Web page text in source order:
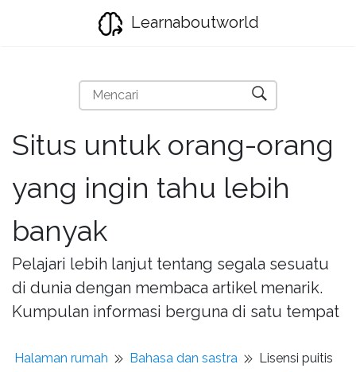
Learnaboutworld
Situs untuk orang-orang
yang ingin tahu lebih
banyak
Pelajari lebih lanjut tentang segala sesuatu
di dunia dengan membaca artikel menarik.
Kumpulan informasi berguna di satu tempat
Halaman rumah Bahasa dan sastra Lisensi puitis